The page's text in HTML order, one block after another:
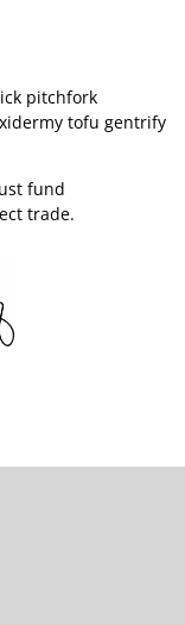
pitchfork
tofu gentrify
fund
trade.